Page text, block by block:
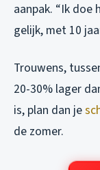
aanpak. “Ik doe
gelijk, met 10
Trouwens,
20-30% lager
is, plan dan je
de zomer.